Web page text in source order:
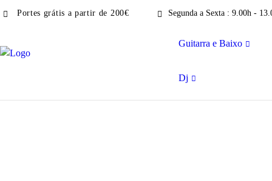
Portes grátis a partir de 200€ Segunda a Sexta : 9.00h -
Guitarra e Baixo
Dj